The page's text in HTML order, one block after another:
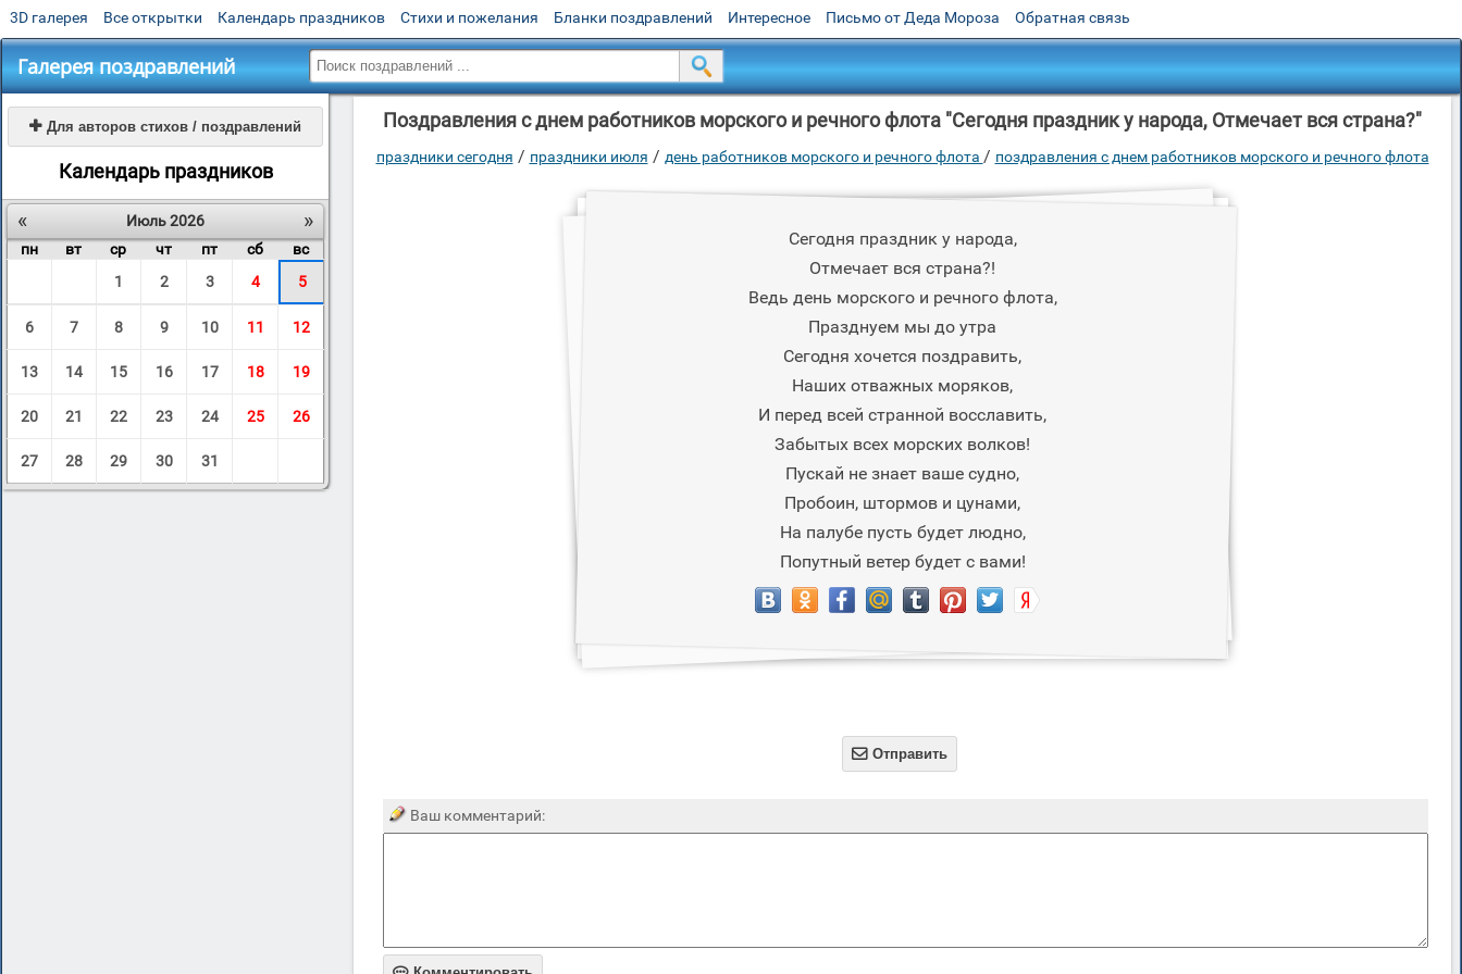
3D галерея Все открытки Календарь праздников Стихи и пожелания Бланки поздравлений Интересное Письмо от Деда Мороза Обратная связь
Галерея поздравлений
 Для авторов стихов / поздравлений
Календарь праздников
« »
Июль 2026
пн
вт ср чт пт сб
вс
1
2 3 4 5
6 7 8 9 10 11 12
13 14 15 16 17 18 19
20 21 22 23 24 25 26
27 28 29 30 31
Поздравления с днем работников морского и речного флота "Сегодня праздник у народа, Отмечает вся страна?"
праздники сегодня / праздники июля / день работников морского и речного флота / поздравления с днем работников морского и речного флота
Сегодня праздник у народа,
Отмечает вся страна?!
Ведь день морского и речного флота,
Празднуем мы до утра
Сегодня хочется поздравить,
Наших отважных моряков,
И перед всей странной восславить,
Забытых всех морских волков!
Пускай не знает ваше судно,
Пробоин, штормов и цунами,
На палубе пусть будет людно,
Попутный ветер будет с вами!
 Отправить
Ваш комментарий: